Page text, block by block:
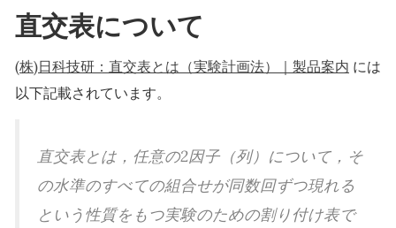
直交表について
(株)日科技研：直交表とは（実験計画法）｜製品案内 には
以下記載されています。
直交表とは，任意の2因子（列）について，そ
の水準のすべての組合せが同数回ずつ現れる
という性質をもつ実験のための割り付け表で